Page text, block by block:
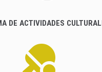
DE ACTIVIDADES